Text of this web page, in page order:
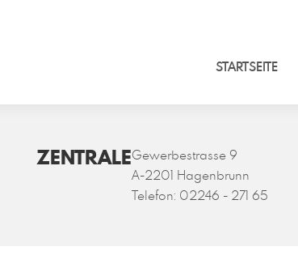
STARTSEITE
ZENTRALEGewerbestrasse 9
A-2201 Hagenbrunn
Telefon: 02246 - 271 65